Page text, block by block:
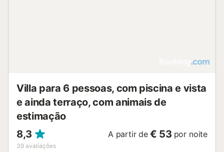
Villa para 6 pessoas, com piscina e vista
e ainda terraço, com animais de
estimação
8,3
39 avaliações
A partir de € 53 por noite